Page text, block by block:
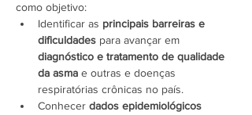
como objetivo:
Identificar as principais barreiras e
dificuldades para avançar em
diagnóstico e tratamento de qualidade
da asma e outras e doenças
respiratórias crônicas no país.
Conhecer dados epidemiológicos